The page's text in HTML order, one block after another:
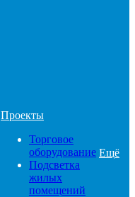
Проекты
Торговое
оборудование
Подсветка
жилых
помещений
Ещё